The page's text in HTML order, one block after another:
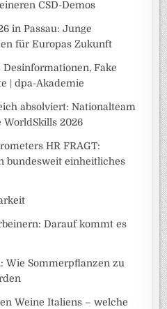
CSD-Demos
in Passau: Junge
für Europas Zukunft
Fake
| dpa-Akademie
absolviert: Nationalteam
2026
HR FRAGT:
bundesweit einheitliches
Darauf kommt es
Wie Sommerpflanzen zu
Weine Italiens – welche